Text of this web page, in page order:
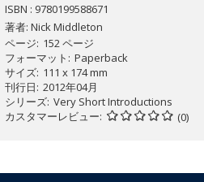
inspire or it may terrify.
ThisVery Short Introduction
physical geography to mythology, to
natural and social history of our planet.
ISBN : 9780199588671
著者: Nick Middleton
ページ 152 ページ
フォーマット
Paperback
サイズ 111 x 174 mm
刊行日 2012年04月
シリーズ Very Short Introductions
カスタマーレビュー
(0)